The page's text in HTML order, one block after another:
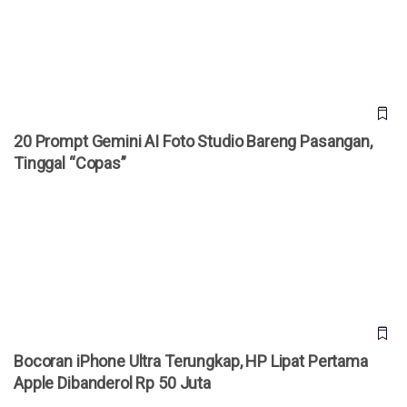
20 Prompt Gemini AI Foto Studio Bareng Pasangan,
Tinggal “Copas”
Bocoran iPhone Ultra Terungkap, HP Lipat Pertama
Apple Dibanderol Rp 50 Juta